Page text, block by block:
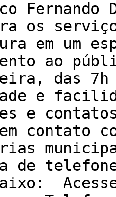
Fernando
os
em um
ao
das 7h
e
e
contato
de